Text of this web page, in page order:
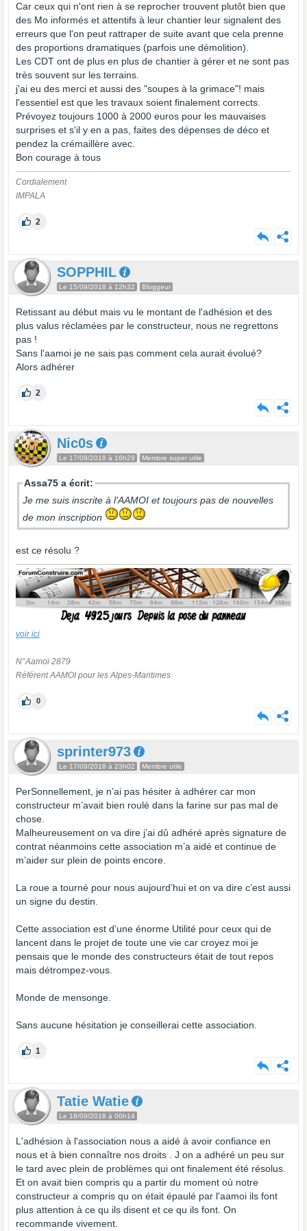
Car ceux qui n'ont rien à se reprocher trouvent plutôt bien que
des Mo informés et attentifs à leur chantier leur signalent des
erreurs que l'on peut rattraper de suite avant que cela prenne
des proportions dramatiques (parfois une démolition).
Les CDT ont de plus en plus de chantier à gérer et ne sont pas
très souvent sur les terrains.
j'ai eu des merci et aussi des "soupes à la grimace"! mais
l'essentiel est que les travaux soient finalement corrects.
Prévoyez toujours 1000 à 2000 euros pour les mauvaises
surprises et s'il y en a pas, faites des dépenses de déco et
pendez la crémaillère avec.
Bon courage à tous
Cordialement
IMPALA
2
SOPPHIL
Le 15/09/2018 à 12h32 Bloggeur
Retissant au début mais vu le montant de l'adhésion et des
plus valus réclamées par le constructeur, nous ne regrettons
pas !
Sans l'aamoi je ne sais pas comment cela aurait évolué?
Alors adhérer
2
Nic0s
Le 17/09/2018 à 16h29 Membre super utile
Assa75 a écrit:
Je me suis inscrite à l'AAMOI et toujours pas de nouvelles
de mon inscription
est ce résolu ?
voir ici
N°Aamoi 2879
Référent AAMOI pour les Alpes-Maritimes
0
sprinter973
Le 17/09/2018 à 23h02 Membre utile
PerSonnellement, je n’ai pas hésiter à adhérer car mon
constructeur m’avait bien roulé dans la farine sur pas mal de
chose.
Malheureusement on va dire j’ai dû adhéré après signature de
contrat néanmoins cette association m’a aidé et continue de
m’aider sur plein de points encore.
La roue a tourné pour nous aujourd’hui et on va dire c’est aussi
un signe du destin.
Cette association est d’une énorme Utilité pour ceux qui de
lancent dans le projet de toute une vie car croyez moi je
pensais que le monde des constructeurs était de tout repos
mais détrompez-vous.
Monde de mensonge.
Sans aucune hésitation je conseillerai cette association.
1
Tatie Watie
Le 18/09/2018 à 00h14
L'adhésion à l'association nous a aidé à avoir confiance en
nous et à bien connaître nos droits . J on a adhéré un peu sur
le tard avec plein de problèmes qui ont finalement été résolus.
Et on avait bien compris qu a partir du moment où notre
constructeur a compris qu on était épaulé par l'aamoi ils font
plus attention à ce qu ils disent et ce qu ils font. On
recommande vivement.